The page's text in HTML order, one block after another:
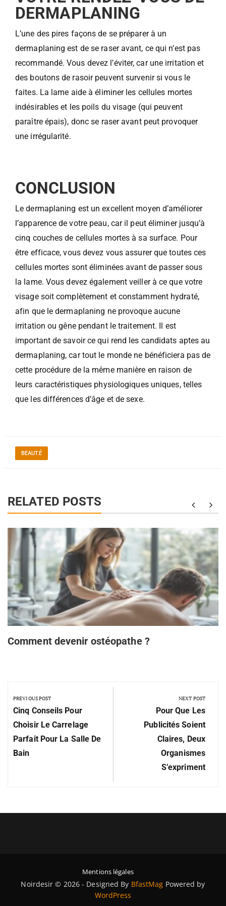
DERMAPLANING
L’une des pires façons de se préparer à un
dermaplaning est de se raser avant, ce qui n’est pas
recommandé. Vous devez l’éviter, car une irritation et
des boutons de rasoir peuvent survenir si vous le
faites. La lame aide à éliminer les cellules mortes
indésirables et les poils du visage (qui peuvent
paraître épais), donc se raser avant peut provoquer
une irrégularité.
CONCLUSION
Le dermaplaning est un excellent moyen d’améliorer
l’apparence de votre peau, car il peut éliminer jusqu’à
cinq couches de cellules mortes à sa surface. Pour
être efficace, vous devez vous assurer que toutes ces
cellules mortes sont éliminées avant de passer sous
la lame. Vous devez également veiller à ce que votre
visage soit complètement et constamment hydraté,
afin que le dermaplaning ne provoque aucune
irritation ou gêne pendant le traitement. Il est
important de savoir ce qui rend les candidats aptes au
dermaplaning, car tout le monde ne bénéficiera pas de
cette procédure de la même manière en raison de
leurs caractéristiques physiologiques uniques, telles
que les différences d’âge et de sexe.
BEAUTÉ
RELATED POSTS
Comment devenir ostéopathe ?
PREVIOUS POST
Cinq Conseils Pour
Choisir Le Carrelage
Parfait Pour La Salle De
Bain
NEXT POST
Pour Que Les
Publicités Soient
Claires, Deux
Organismes
S’expriment
Mentions légales
Noirdesir © 2026 - Designed By BfastMag Powered by
WordPress